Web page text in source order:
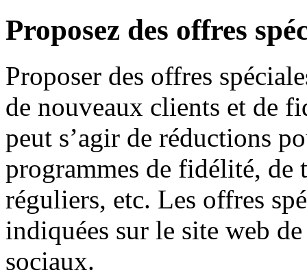
Proposez des offres
Proposer des offres
de nouveaux clients et de
peut s’agir de réductions
programmes de fidélité, de
réguliers, etc. Les offres
indiquées sur le site web
sociaux.